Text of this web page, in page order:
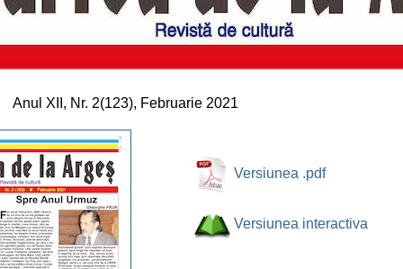
Anul XII, Nr. 2(123), Februarie 2021
Versiunea .pdf
Versiunea interactiva